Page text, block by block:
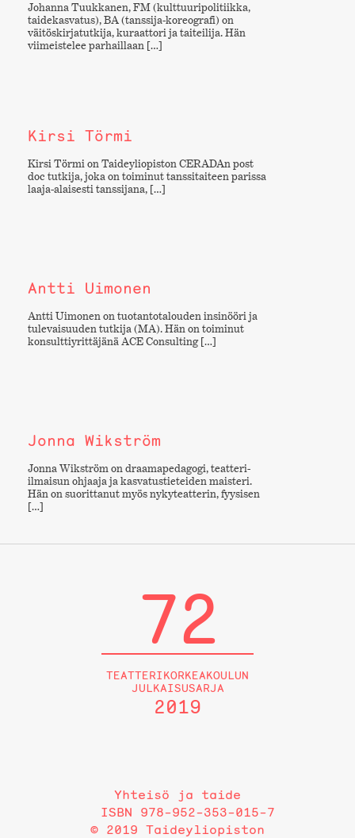
Johanna Tuukkanen, FM (kulttuuripolitiikka,
taidekasvatus), BA (tanssija-koreografi) on
väitöskirjatutkija, kuraattori ja taiteilija. Hän
viimeistelee parhaillaan […]
Kirsi Törmi
Kirsi Törmi on Taideyliopiston CERADAn post
doc tutkija, joka on toiminut tanssitaiteen parissa
laaja-alaisesti tanssijana, […]
Antti Uimonen
Antti Uimonen on tuotantotalouden insinööri ja
tulevaisuuden tutkija (MA). Hän on toiminut
konsulttiyrittäjänä ACE Consulting […]
Jonna Wikström
Jonna Wikström on draamapedagogi, teatteri-
ilmaisun ohjaaja ja kasvatustieteiden maisteri.
Hän on suorittanut myös nykyteatterin, fyysisen
[…]
72
TEATTERIKORKEAKOULUN
JULKAISUSARJA
2019
Yhteisö ja taide
ISBN 978-952-353-015-7
© 2019 Taideyliopiston